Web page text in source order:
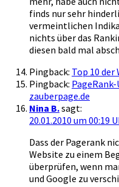
finds nur sehr
vermeintlichen
nichts über das
diesen bald mal
Pingback: Top 10 der
Pingback:
zauberpage.de
Nina B.sagt:
20.01.2010 um 00:19
Dass der Pagerank
Website zu einem
überprüfen, wenn
und Google zu